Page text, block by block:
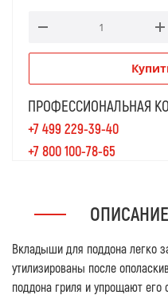
ПРОФЕССИОНАЛЬНАЯ
+7 499 229-39-40
+7 800 100-78-65
ОПИСАНИЕ
Вкладыши для поддона легко
утилизированы после
поддона гриля и упрощают его